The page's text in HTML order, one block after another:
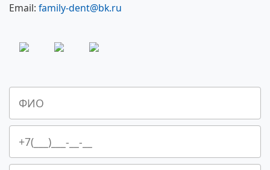
Email: family-dent@bk.ru